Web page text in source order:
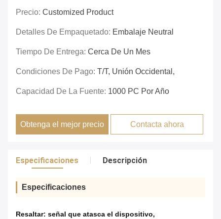
Precio: Customized Product
Detalles De Empaquetado: Embalaje Neutral
Tiempo De Entrega: Cerca De Un Mes
Condiciones De Pago: T/T, Unión Occidental,
Capacidad De La Fuente: 1000 PC Por Año
Obtenga el mejor precio Contacta ahora
Especificaciones Descripción
Especificaciones
Resaltar: señal que atasca el dispositivo,